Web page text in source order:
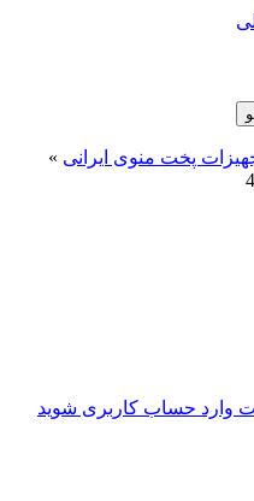
پخت منوی ایرانی »
وارد حساب کاربری شوید